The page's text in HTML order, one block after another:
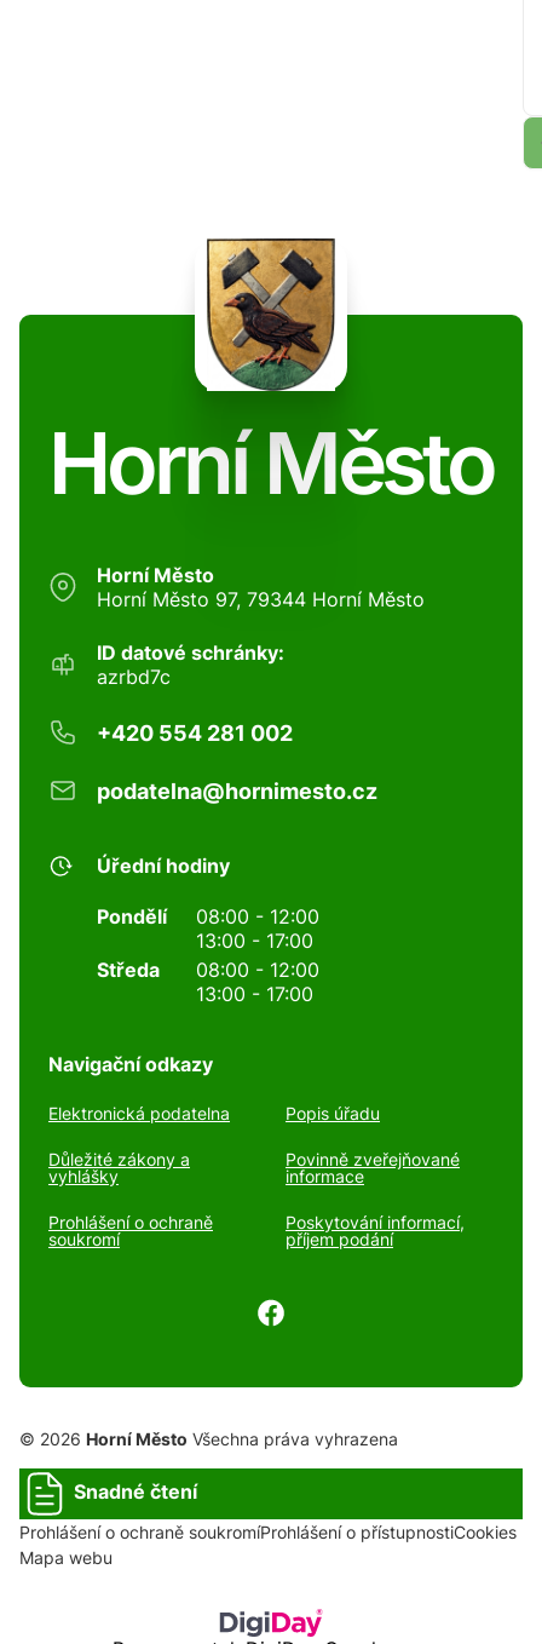
Horní Město
Horní Město
Horní Město 97, 79344 Horní Město
ID datové schránky:
azrbd7c
+420 554 281 002
podatelna@hornimesto.cz
Úřední hodiny
Pondělí
08:00 - 12:00
13:00 - 17:00
Středa
08:00 - 12:00
13:00 - 17:00
Navigační odkazy
Elektronická podatelna Popis úřadu
Důležité zákony a
vyhlášky
Povinně zveřejňované
informace
Prohlášení o ochraně
soukromí
Poskytování informací,
příjem podání
© 2026 Horní Město Všechna práva vyhrazena
Snadné čtení
Prohlášení o ochraně soukromíProhlášení o přístupnostiCookies
Mapa webu